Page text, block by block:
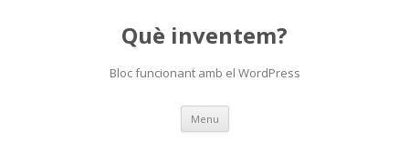
Què inventem?
Bloc funcionant amb el WordPress
Menu Skip
content